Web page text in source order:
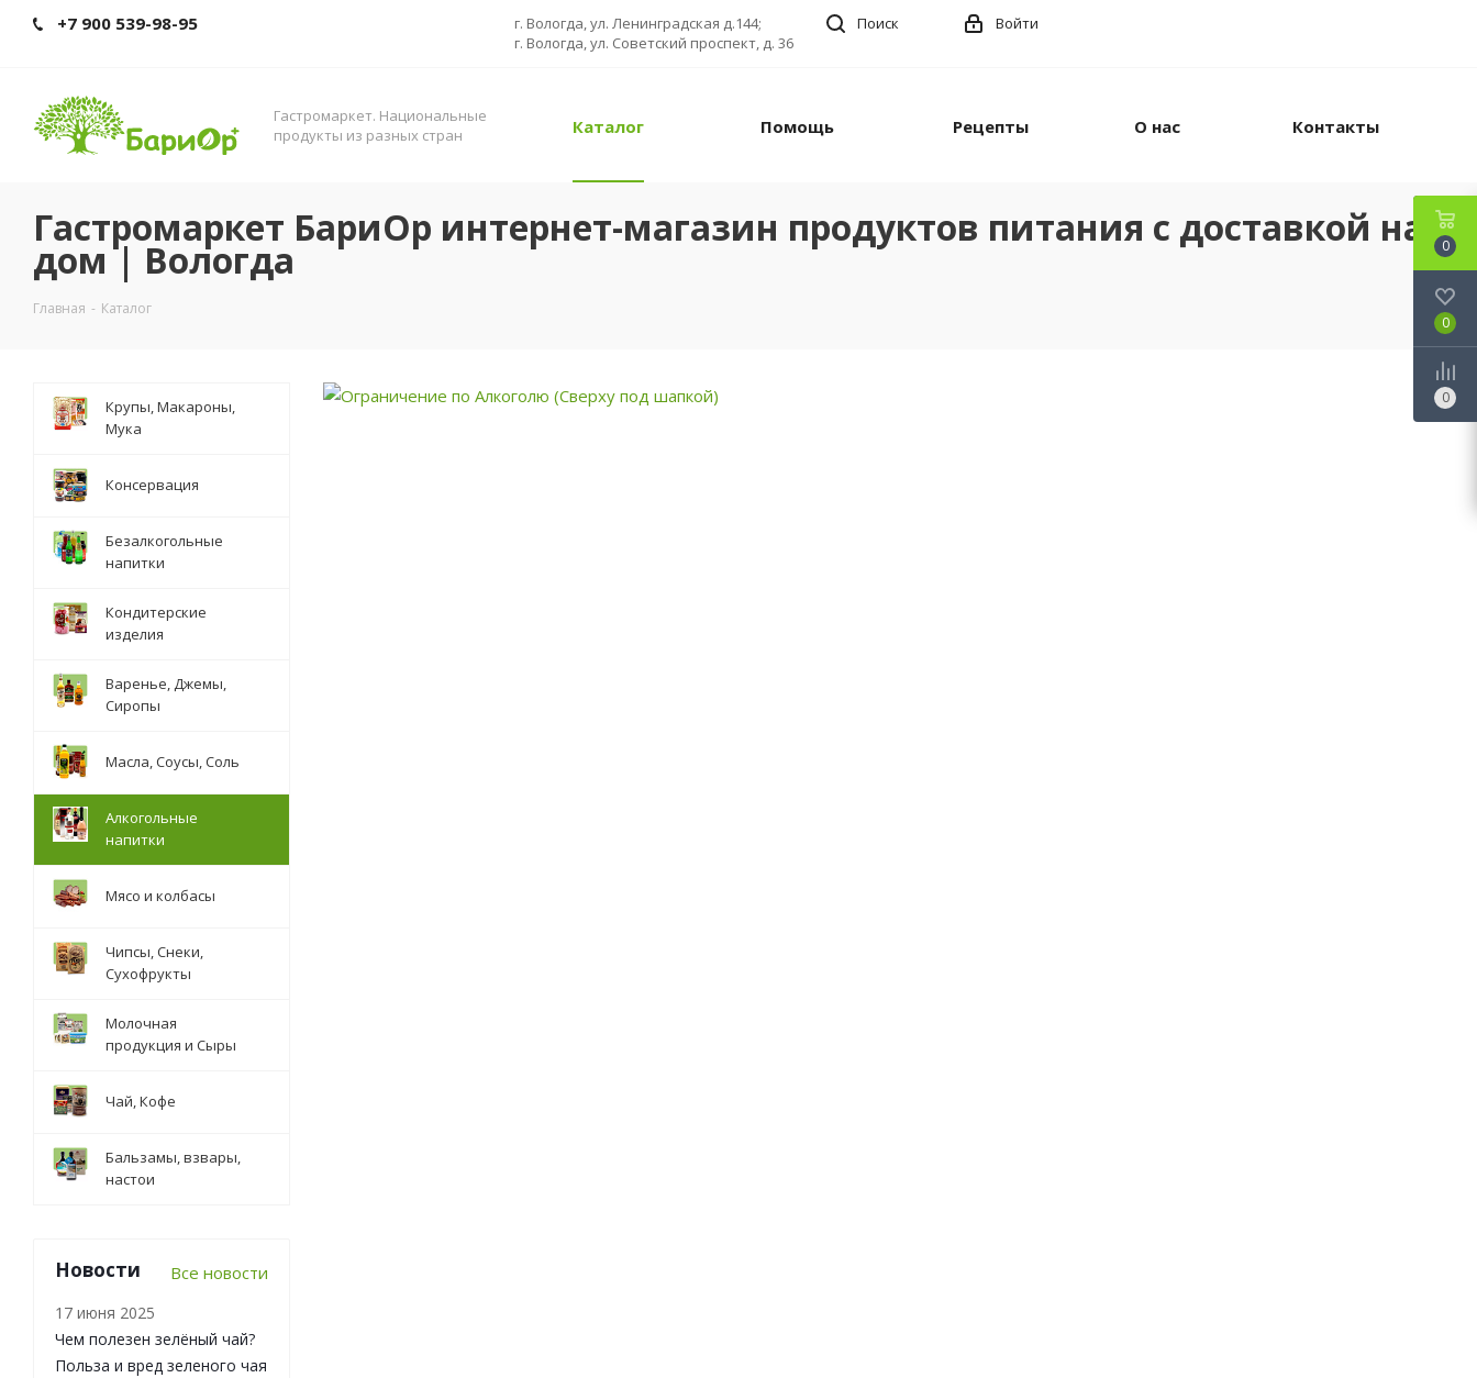
+7 900 539-98-95
г. Вологда, ул. Ленинградская д.144;
г. Вологда, ул. Советский проспект, д. 36
Поиск Войти
Гастромаркет. Нациoнальные
прoдукты из разных стран
Каталог Помощь Рецепты О нас Контакты
Гастромаркет БариОр интернет-магазин продуктов питания с доставкой на
дом | Вологда
Главная - Каталог
Крупы, Макароны,
Мука
Консервация
Безалкогольные
напитки
Кондитерские
изделия
Варенье, Джемы,
Сиропы
Масла, Соусы, Соль
Алкогольные
напитки
Мясо и колбасы
Чипсы, Снеки,
Сухофрукты
Молочная
продукция и Сыры
Чай, Кофе
Бальзамы, взвары,
настои
Новости Все новости
17 июня 2025
Чем полезен зелёный чай?
Польза и вред зеленого чая
0
0
0